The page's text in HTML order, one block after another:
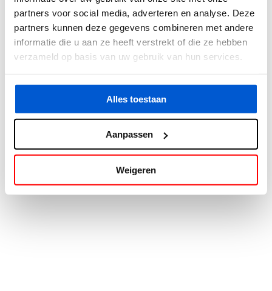
partners voor social media, adverteren en analyse. Deze
partners kunnen deze gegevens combineren met andere
informatie die u aan ze heeft verstrekt of die ze hebben
verzameld op basis van uw gebruik van hun services.
Alles toestaan
Aanpassen
Weigeren
loading www.cars24.nl(see the browser consolefor more
information).